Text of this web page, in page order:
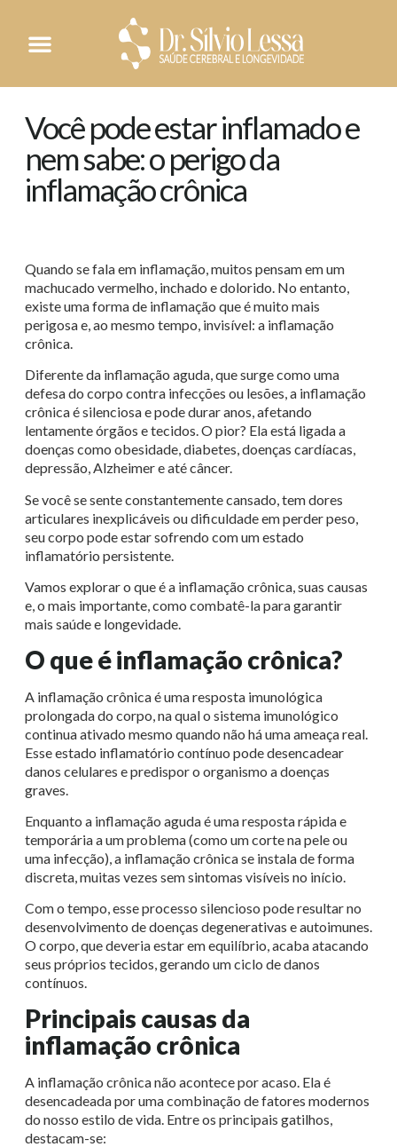
Você pode estar inflamado e
nem sabe: o perigo da
inflamação crônica
Quando se fala em inflamação, muitos pensam em um
machucado vermelho, inchado e dolorido. No entanto,
existe uma forma de inflamação que é muito mais
perigosa e, ao mesmo tempo, invisível: a inflamação
crônica.
Diferente da inflamação aguda, que surge como uma
defesa do corpo contra infecções ou lesões, a inflamação
crônica é silenciosa e pode durar anos, afetando
lentamente órgãos e tecidos. O pior? Ela está ligada a
doenças como obesidade, diabetes, doenças cardíacas,
depressão, Alzheimer e até câncer.
Se você se sente constantemente cansado, tem dores
articulares inexplicáveis ou dificuldade em perder peso,
seu corpo pode estar sofrendo com um estado
inflamatório persistente.
Vamos explorar o que é a inflamação crônica, suas causas
e, o mais importante, como combatê-la para garantir
mais saúde e longevidade.
O que é inflamação crônica?
A inflamação crônica é uma resposta imunológica
prolongada do corpo, na qual o sistema imunológico
continua ativado mesmo quando não há uma ameaça real.
Esse estado inflamatório contínuo pode desencadear
danos celulares e predispor o organismo a doenças
graves.
Enquanto a inflamação aguda é uma resposta rápida e
temporária a um problema (como um corte na pele ou
uma infecção), a inflamação crônica se instala de forma
discreta, muitas vezes sem sintomas visíveis no início.
Com o tempo, esse processo silencioso pode resultar no
desenvolvimento de doenças degenerativas e autoimunes.
O corpo, que deveria estar em equilíbrio, acaba atacando
seus próprios tecidos, gerando um ciclo de danos
contínuos.
Principais causas da
inflamação crônica
A inflamação crônica não acontece por acaso. Ela é
desencadeada por uma combinação de fatores modernos
do nosso estilo de vida. Entre os principais gatilhos,
destacam-se: